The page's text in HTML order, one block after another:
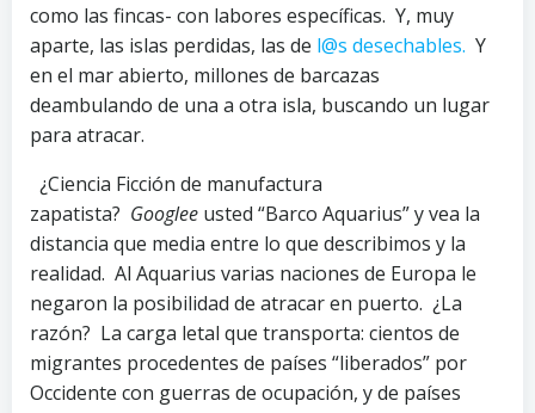
como las fincas- con labores específicas. Y, muy
aparte, las islas perdidas, las de l@s desechables. Y
en el mar abierto, millones de barcazas
deambulando de una a otra isla, buscando un lugar
para atracar.
¿Ciencia Ficción de manufactura
zapatista? Googlee usted “Barco Aquarius” y vea la
distancia que media entre lo que describimos y la
realidad. Al Aquarius varias naciones de Europa le
negaron la posibilidad de atracar en puerto. ¿La
razón? La carga letal que transporta: cientos de
migrantes procedentes de países “liberados” por
Occidente con guerras de ocupación, y de países